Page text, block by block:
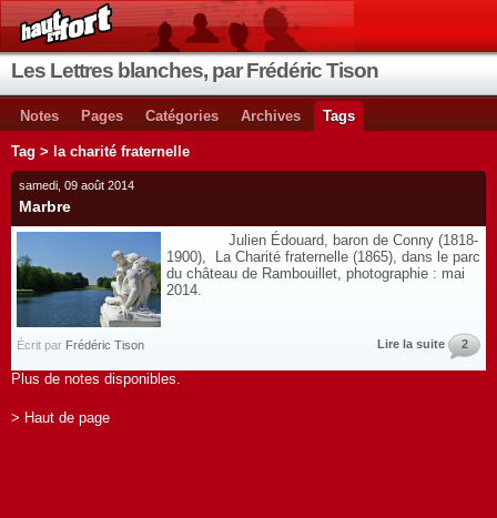
Les Lettres blanches, par Frédéric Tison
Notes Pages Catégories Archives Tags
Tag > la charité fraternelle
samedi, 09 août 2014
Marbre
Julien Édouard, baron de Conny (1818-
1900), La Charité fraternelle (1865), dans le parc
du château de Rambouillet, photographie : mai
2014.
Écrit par Frédéric Tison Lire la suite 2
Plus de notes disponibles.
> Haut de page